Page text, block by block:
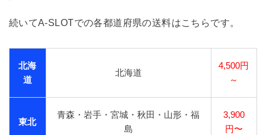
続いてA-SLOTでの各都道府県の送料はこちらです。
北海
道
北海道
4,500円
～
東北
青森・岩手・宮城・秋田・山形・福
島
3,900
円〜